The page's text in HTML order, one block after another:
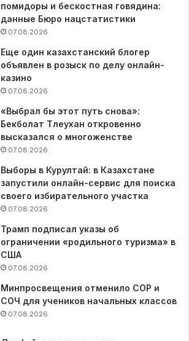
помидоры и бескостная говядина:
данные Бюро нацстатистики
07.08.2026
Еще один казахстанский блогер
объявлен в розыск по делу онлайн-
казино
07.08.2026
«Выбрал бы этот путь снова»:
Бекболат Тлеухан откровенно
высказался о многоженстве
07.08.2026
Выборы в Курултай: в Казахстане
запустили онлайн-сервис для поиска
своего избирательного участка
07.08.2026
Трамп подписал указы об
ограничении «родильного туризма» в
США
07.08.2026
Минпросвещения отменило СОР и
СОЧ для учеников начальных классов
07.08.2026